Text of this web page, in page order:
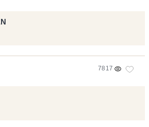
7817